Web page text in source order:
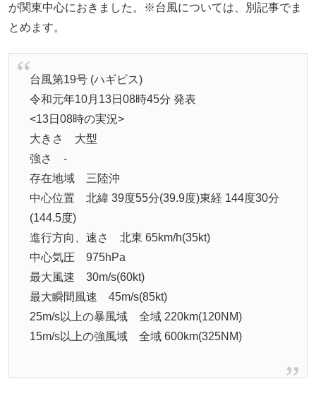
が関東中心におきました。※台風については、別記事でま
とめます。
台風第19号 (ハギビス)
令和元年10月13日08時45分 発表
<13日08時の実況>
大きさ 大型
強さ -
存在地域 三陸沖
中心位置 北緯 39度55分(39.9度)東経 144度30分
(144.5度)
進行方向、速さ 北東 65km/h(35kt)
中心気圧 975hPa
最大風速 30m/s(60kt)
最大瞬間風速 45m/s(85kt)
25m/s以上の暴風域 全域 220km(120NM)
15m/s以上の強風域 全域 600km(325NM)